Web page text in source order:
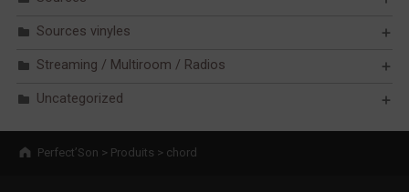
Sources vinyles
Streaming / Multiroom / Radios
Uncategorized
Breadcrumbs navigation
Perfect’Son > Produits > chord